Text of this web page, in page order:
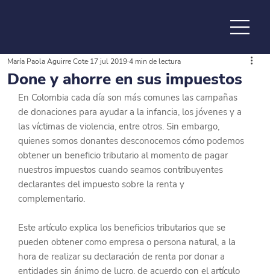
de la
Done y ahorre en sus impuestos
María Paola Aguirre Cote 17 jul 20194 min de lectura
En Colombia cada día son más comunes las campañas
de donaciones para ayudar a la infancia, los jóvenes y a
las víctimas de violencia, entre otros. Sin embargo,
quienes somos donantes desconocemos cómo podemos
obtener un beneficio tributario al momento de pagar
nuestros impuestos cuando seamos contribuyentes
declarantes del impuesto sobre la renta y
complementario.
Este artículo explica los beneficios tributarios que se
pueden obtener como empresa o persona natural, a la
hora de realizar su declaración de renta por donar a
entidades sin ánimo de lucro, de acuerdo con el artículo